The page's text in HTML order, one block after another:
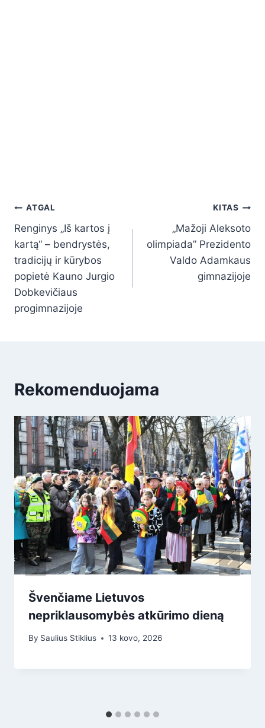
ATGAL
Renginys „Iš kartos į
kartą“ – bendrystės,
tradicijų ir kūrybos
popietė Kauno Jurgio
Dobkevičiaus
progimnazijoje
KITAS
„Mažoji Aleksoto
olimpiada” Prezidento
Valdo Adamkaus
gimnazijoje
Rekomenduojama
Švenčiame Lietuvos
nepriklausomybės atkūrimo dieną
By Saulius Stiklius 13 kovo, 2026